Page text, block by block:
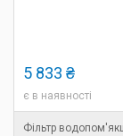
5 833 ₴
є в наявності
Фільтр